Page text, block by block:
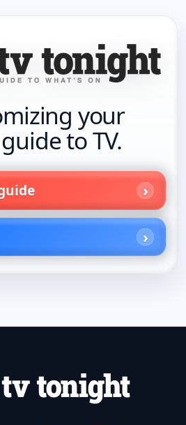
your
to TV.